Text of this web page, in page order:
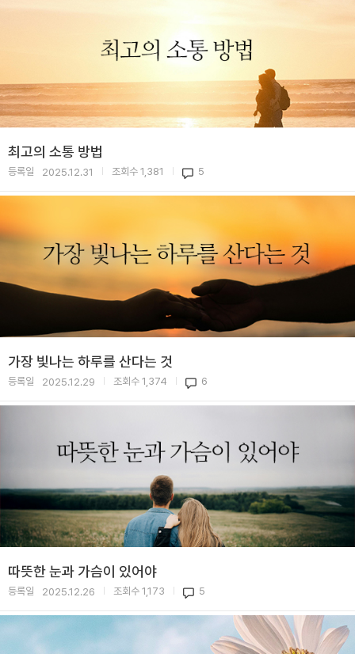
최고의 소통 방법
등록일 2025.12.31 조회수 1,381 5
가장 빛나는 하루를 산다는 것
등록일 2025.12.29 조회수 1,374 6
따뜻한 눈과 가슴이 있어야
등록일 2025.12.26 조회수 1,173 5